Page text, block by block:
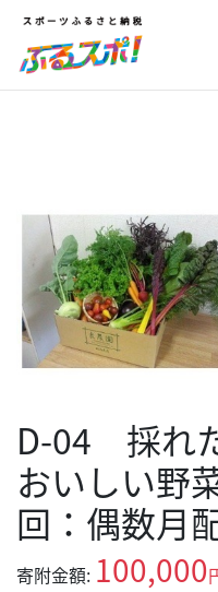
D-04 採れ
おいしい野
回：偶数月
寄附金額: 100,000